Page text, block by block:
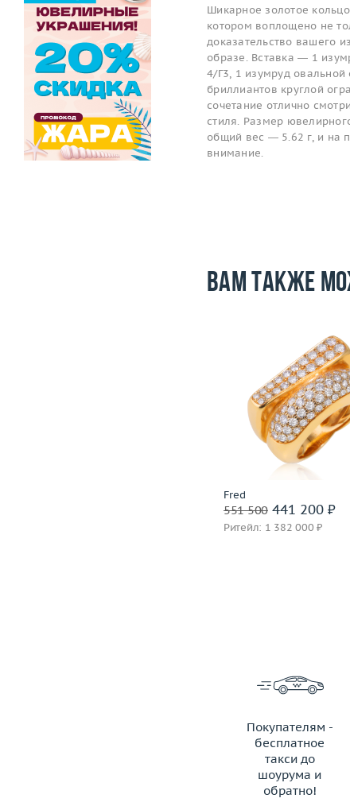
Шикарное золотое
котором воплощено не
доказательство вашего
образе. Вставка — 1
4/Г3, 1 изумруд овальной
бриллиантов круглой
сочетание отлично
стиля. Размер
общий вес — 5.62 г, и на
внимание.
Вам также
Fred
551 500441 200 ₽
Ритейл: 1 382 000 ₽
Размер
Вес (г)
Материал
золото
Подробнее
Покупателям -
бесплатное
такси до
шоурума и
обратно!
ЗАКАЗАТЬ ТАКСИ